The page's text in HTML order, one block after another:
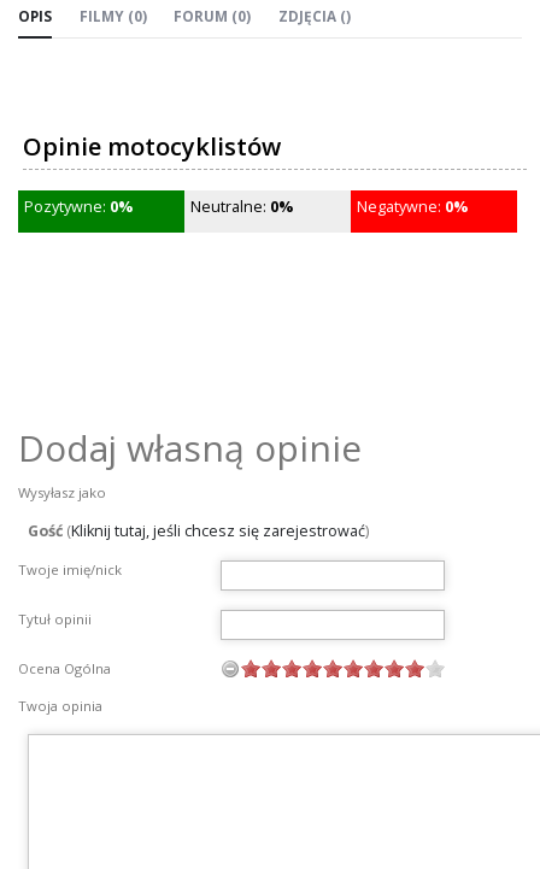
OPIS FILMY (0) FORUM (0) ZDJĘCIA ()
Opinie motocyklistów
Pozytywne: 0% Neutralne: 0% Negatywne: 0%
Dodaj własną opinie
Wysyłasz jako
Gość (Kliknij tutaj, jeśli chcesz się zarejestrować)
Twoje imię/nick
Tytuł opinii
Ocena Ogólna
Twoja opinia